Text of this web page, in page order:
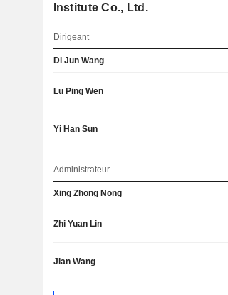
Institute Co., Ltd.
Dirigeant
Di Jun Wang
Lu Ping Wen
Yi Han Sun
Administrateur
Xing Zhong Nong
Zhi Yuan Lin
Jian Wang